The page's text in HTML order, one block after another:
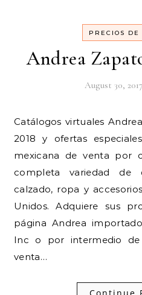
PRECIOS DE
Andrea
August 30, 2017
Catálogos virtuales Andrea Otoño-Invierno 2017 –
2018 y ofertas
mexicana de venta por
completa variedad de
calzado, ropa y
Unidos. Adquiere sus
página Andrea
Inc o por intermedio de
venta…